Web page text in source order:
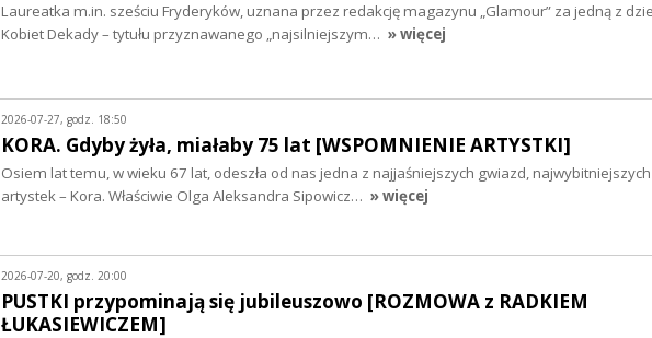
Laureatka m.in. sześciu Fryderyków, uznana przez redakcję magazynu „Glamour” za jedną z
Kobiet Dekady – tytułu przyznawanego „najsilniejszym… » więcej
2026-07-27, godz. 18:50
KORA. Gdyby żyła, miałaby 75 lat [WSPOMNIENIE ARTYSTKI]
Osiem lat temu, w wieku 67 lat, odeszła od nas jedna z najjaśniejszych gwiazd,
artystek – Kora. Właściwie Olga Aleksandra Sipowicz… » więcej
2026-07-20, godz. 20:00
PUSTKI przypominają się jubileuszowo [ROZMOWA z RADKIEM
ŁUKASIEWICZEM]